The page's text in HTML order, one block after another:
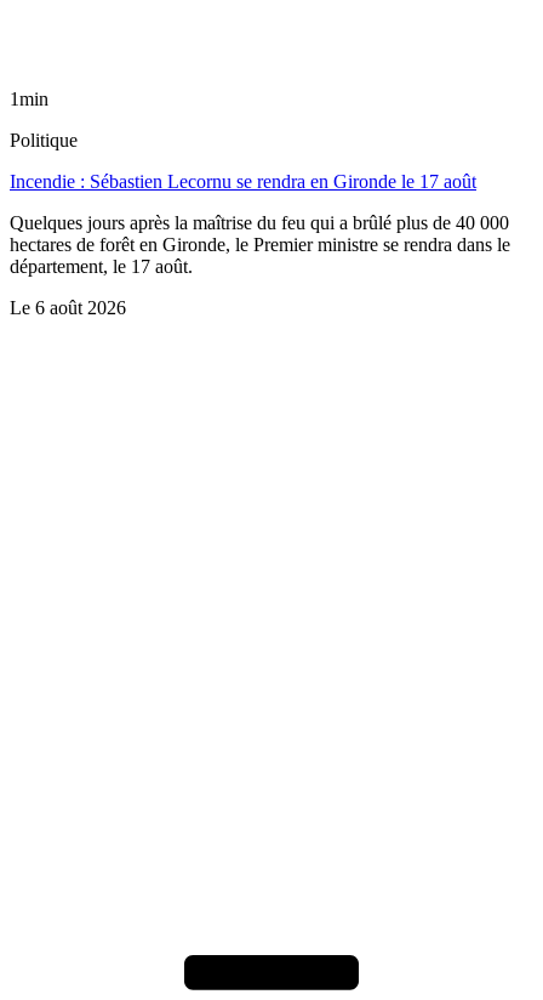
1min
Politique
Incendie : Sébastien Lecornu se rendra en Gironde le 17 août
Quelques jours après la maîtrise du feu qui a brûlé plus de 40 000
hectares de forêt en Gironde, le Premier ministre se rendra dans le
département, le 17 août.
Le 6 août 2026